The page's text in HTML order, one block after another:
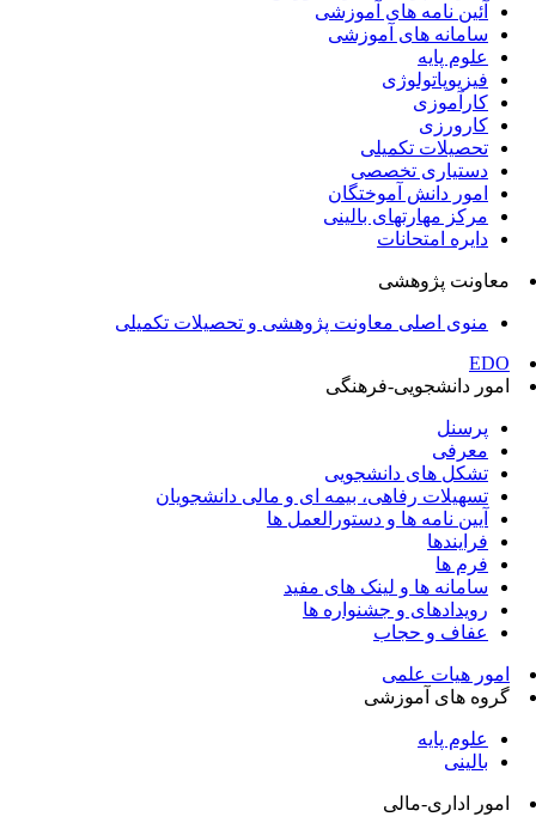
آئین نامه های آموزشی
سامانه های آموزشی
علوم پایه
فیزیوپاتولوژی
کارآموزی
کارورزی
تحصیلات تکمیلی
دستیاری تخصصی
امور دانش آموختگان
مرکز مهارتهای بالینی
دایره امتحانات
معاونت پژوهشی
منوی اصلی معاونت پژوهشی و تحصیلات تکمیلی
EDO
امور دانشجویی-فرهنگی
پرسنل
معرفی
تشکل های دانشجویی
تسهیلات رفاهی، بیمه ای و مالی دانشجویان
آیین نامه ها و دستورالعمل ها
فرایندها
فرم ها
سامانه ها و لینک های مفید
رویدادهای و جشنواره ها
عفاف و حجاب
امور هیات علمی
گروه های آموزشی
علوم پایه
بالینی
امور اداری-مالی